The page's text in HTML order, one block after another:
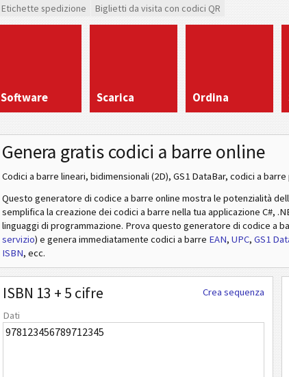
Etichette spedizione Biglietti da visita con codici QR
Software Scarica Ordina
Genera gratis codici a barre online
Codici a barre lineari, bidimensionali (2D), GS1 DataBar, codici a
Questo generatore di codice a barre online mostra le potenzialità
semplifica la creazione dei codici a barre nella tua applicazione C#,
linguaggi di programmazione. Prova questo generatore di codice a
servizio) e genera immediatamente codici a barre EAN, UPC, GS1
ISBN, ecc.
Crea sequenza
ISBN 13 + 5 cifre
Dati